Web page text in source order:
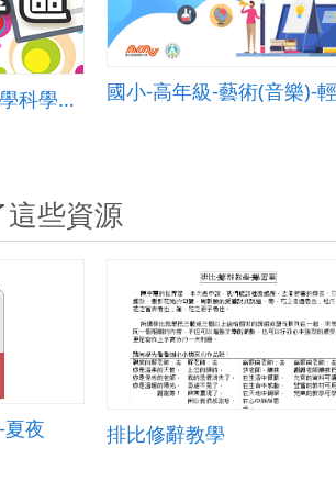
學科學習：提升自然學科學習成效
些資源
夜 排比修辭教學